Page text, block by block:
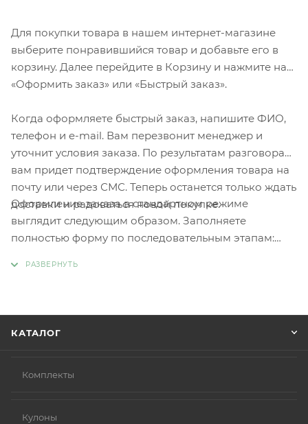
Для покупки товара в нашем интернет-магазине
выберите понравившийся товар и добавьте его в
корзину. Далее перейдите в Корзину и нажмите на
«Оформить заказ» или «Быстрый заказ».
Когда оформляете быстрый заказ, напишите ФИО,
телефон и e-mail. Вам перезвонит менеджер и
уточнит условия заказа. По результатам разговора
вам придет подтверждение оформления товара на
почту или через СМС. Теперь останется только ждать
доставки и радоваться новой покупке.
Оформление заказа в стандартном режиме
выглядит следующим образом. Заполняете
полностью форму по последовательным этапам:
КАТАЛОГ
Комплекты
Кулоны